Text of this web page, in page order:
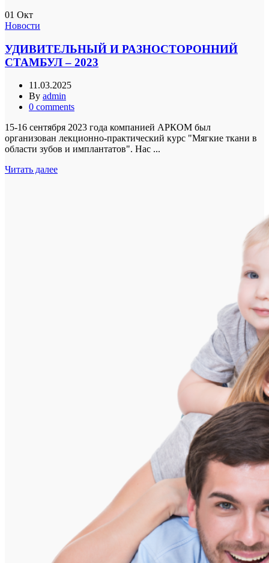
01 Окт
Новости
УДИВИТЕЛЬНЫЙ И РАЗНОСТОРОННИЙ
СТАМБУЛ – 2023
11.03.2025
By admin
0 comments
15-16 сентября 2023 года компанией АРКОМ был
организован лекционно-практический курс "Мягкие ткани в
области зубов и имплантатов". Нас ...
Читать далее